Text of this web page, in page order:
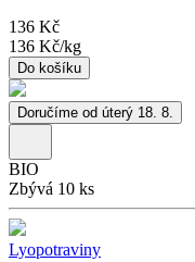
136 Kč
136 Kč/kg
Do košíku
Doručíme od úterý 18. 8.
BIO
Zbývá 10 ks
Lyopotraviny